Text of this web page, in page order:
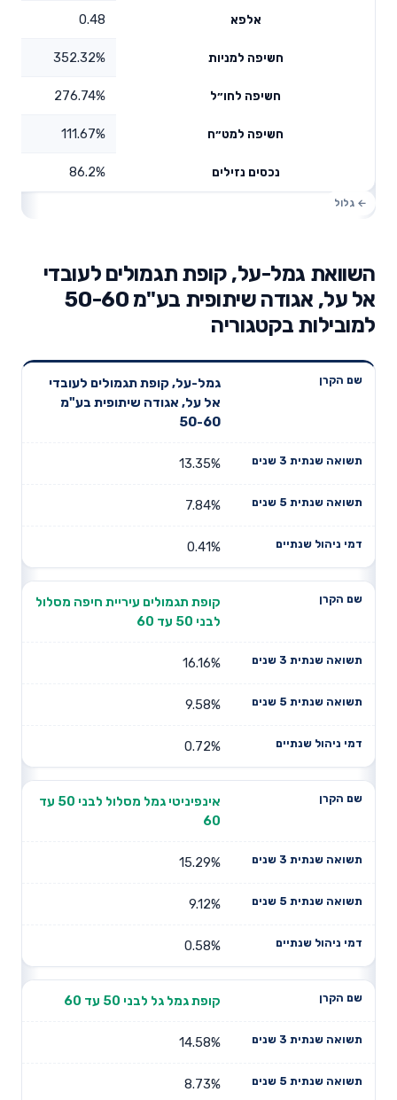
אלפא 0.48
חשיפה למניות 352.32%
חשיפה לחו״ל 276.74%
חשיפה למט״ח 111.67%
נכסים נזילים 86.2%
השוואת גמל-על, קופת תגמולים לעובדי
אל על, אגודה שיתופית בע"מ 50-60
למובילות בקטגוריה
שנתית 3
תשואה
שנתית 5
דמי ניהול
שנתיים
גמל-על, קופת תגמולים לעובדי
אל על, אגודה שיתופית בע"מ
50-60
13.35%
7.84%
0.41%
קופת תגמולים עיריית חיפה מסלול
לבני 50 עד 60
16.16%
9.58%
0.72%
אינפיניטי גמל מסלול לבני 50 עד
60
15.29%
9.12%
0.58%
קופת גמל גל לבני 50 עד 60
14.58%
8.73%